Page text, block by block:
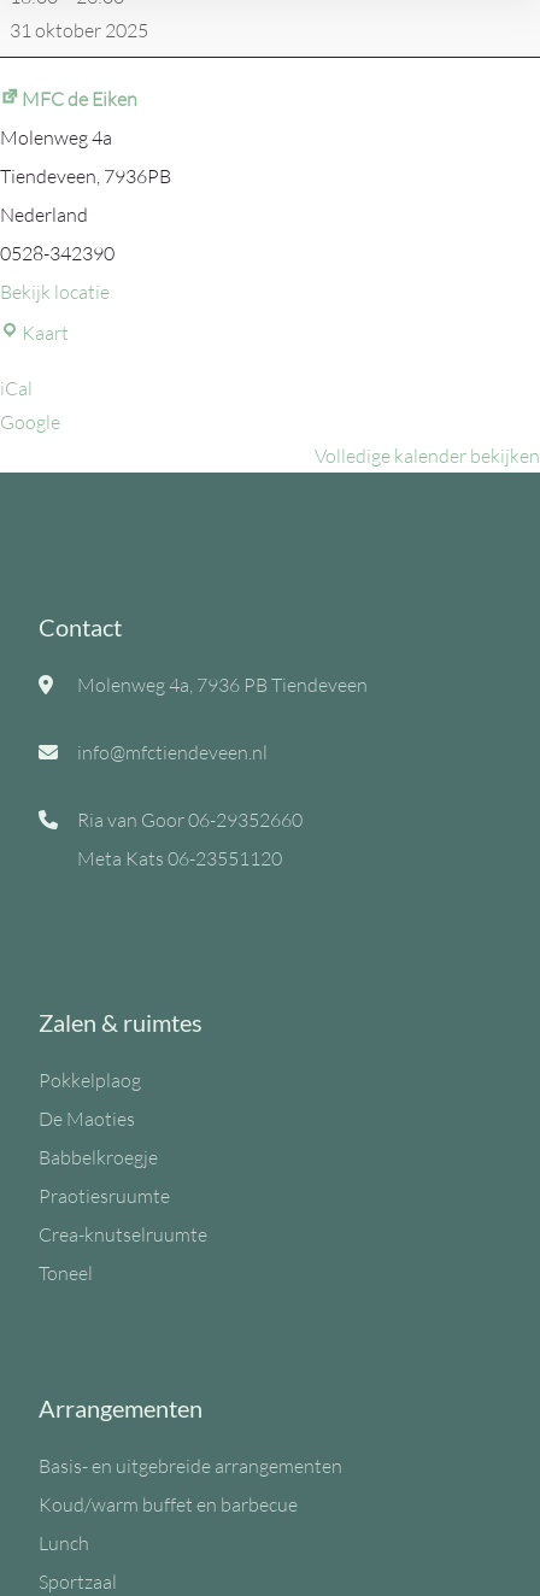
31 oktober 2025
MFC de Eiken
Molenweg 4a
Tiendeveen, 7936PB
Nederland
0528-342390
Bekijk locatie
Kaart
iCal
Google
Volledige kalender bekijken
Contact
Molenweg 4a, 7936 PB Tiendeveen
info@mfctiendeveen.nl
Ria van Goor06-29352660
Meta Kats 06-23551120
Zalen & ruimtes
Pokkelplaog
De Maoties
Babbelkroegje
Praotiesruumte
Crea-knutselruumte
Toneel
Arrangementen
Basis- en uitgebreide arrangementen
Koud/warm buffet en barbecue
Lunch
Sportzaal